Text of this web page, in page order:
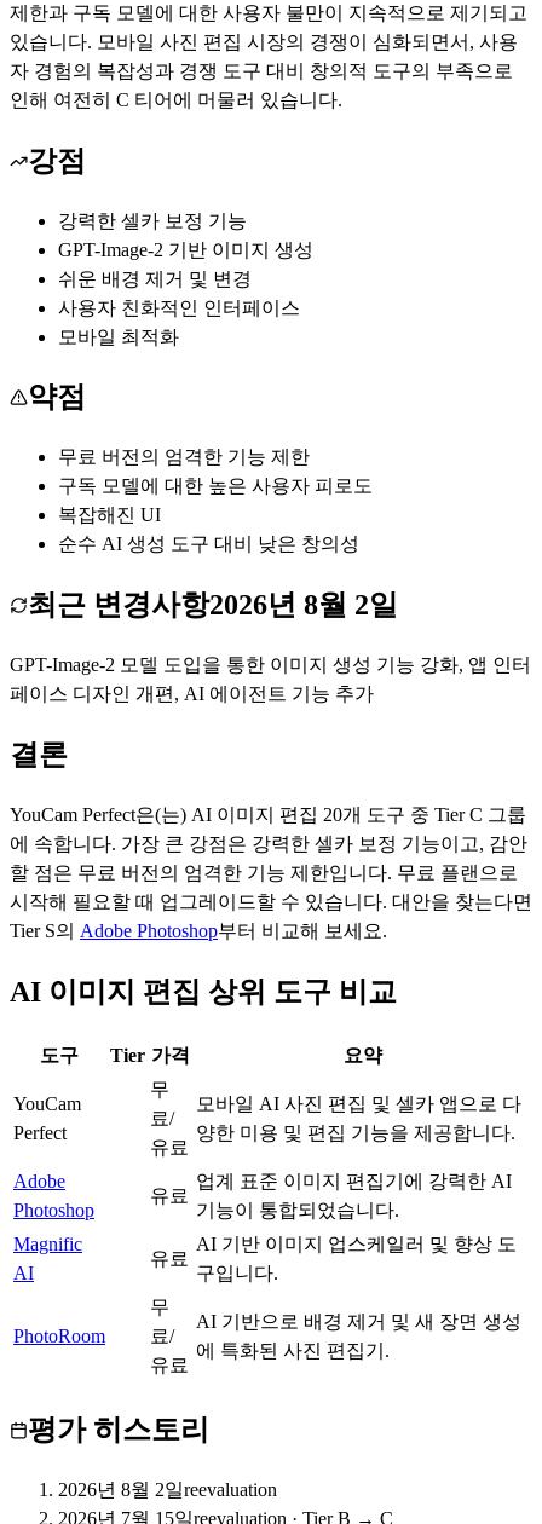
제한과 구독 모델에 대한 사용자 불만이 지속적으로 제기되고
있습니다. 모바일 사진 편집 시장의 경쟁이 심화되면서, 사용
자 경험의 복잡성과 경쟁 도구 대비 창의적 도구의 부족으로
인해 여전히 C 티어에 머물러 있습니다.
강점
강력한 셀카 보정 기능
GPT-Image-2 기반 이미지 생성
쉬운 배경 제거 및 변경
사용자 친화적인 인터페이스
모바일 최적화
약점
무료 버전의 엄격한 기능 제한
구독 모델에 대한 높은 사용자 피로도
복잡해진 UI
순수 AI 생성 도구 대비 낮은 창의성
최근 변경사항2026년 8월 2일
GPT-Image-2 모델 도입을 통한 이미지 생성 기능 강화, 앱 인터
페이스 디자인 개편, AI 에이전트 기능 추가
결론
YouCam Perfect은(는) AI 이미지 편집 20개 도구 중 TierC 그룹
에 속합니다. 가장 큰 강점은 강력한 셀카 보정 기능이고, 감안
할 점은 무료 버전의 엄격한 기능 제한입니다. 무료 플랜으로
시작해 필요할 때 업그레이드할 수 있습니다. 대안을 찾는다면
Tier S의 Adobe Photoshop부터 비교해 보세요.
AI 이미지 편집 상위 도구 비교
도구 Tier 가격 요약
YouCam
Perfect
무
료/
유료
모바일 AI 사진 편집 및 셀카 앱으로 다
양한 미용 및 편집 기능을 제공합니다.
Adobe
Photoshop
유료
업계 표준 이미지 편집기에 강력한 AI
기능이 통합되었습니다.
Magnific
AI
유료
AI 기반 이미지 업스케일러 및 향상 도
구입니다.
PhotoRoom
무
료/
유료
AI 기반으로 배경 제거 및 새 장면 생성
에 특화된 사진 편집기.
평가 히스토리
2026년 8월 2일reevaluation
2026년 7월 15일reevaluation · Tier B → C